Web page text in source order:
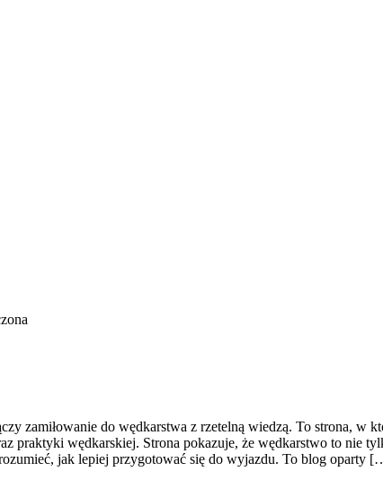
zamiłowanie do wędkarstwa z rzetelną wiedzą. To strona, w
praktyki wędkarskiej. Strona pokazuje, że wędkarstwo to nie
jak lepiej przygotować się do wyjazdu. To blog oparty